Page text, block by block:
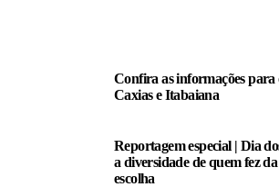
Confira as informações para
Caxias e Itabaiana
Reportagem especial | Dia
a diversidade de quem fez
escolha